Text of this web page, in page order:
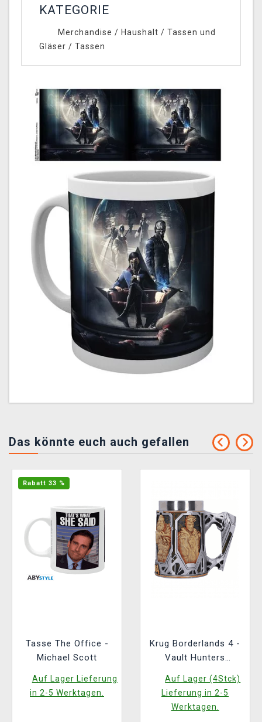
KATEGORIE
Merchandise / Haushalt / Tassen und
Gläser / Tassen
Das könnte euch auch gefallen
Rabatt 33 %
Tasse The Office -
Michael Scott
Auf Lager Lieferung
in 2-5 Werktagen.
Krug Borderlands 4 -
Vault Hunters
Auf Lager (4Stck)
Lieferung in 2-5
Werktagen.